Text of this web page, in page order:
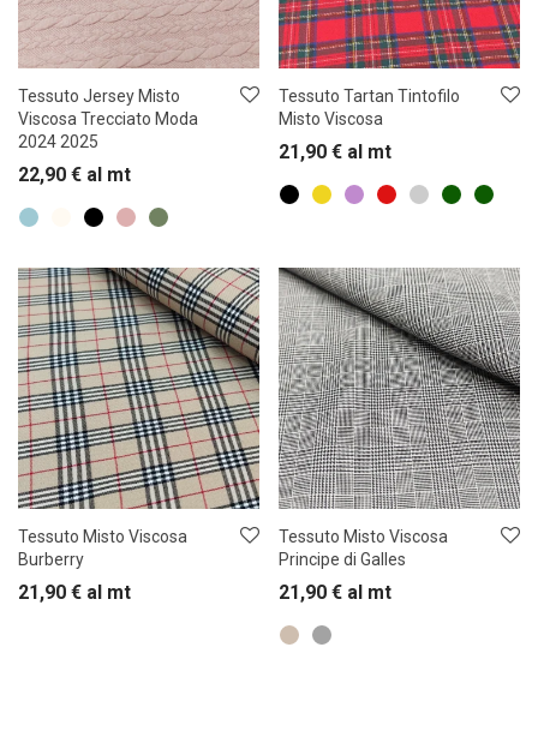
Tessuto Jersey Misto
Viscosa Trecciato Moda
2024 2025
22,90 € al mt
Tessuto Tartan Tintofilo
Misto Viscosa
21,90 € al mt
Tessuto Misto Viscosa
Burberry
21,90 € al mt
Tessuto Misto Viscosa
Principe di Galles
21,90 € al mt